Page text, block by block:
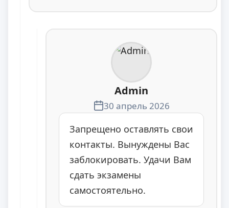
Admin
30 апрель 2026
Запрещено оставлять свои
контакты. Вынуждены Вас
заблокировать. Удачи Вам
сдать экзамены
самостоятельно.